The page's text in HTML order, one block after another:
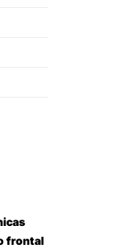
frontal